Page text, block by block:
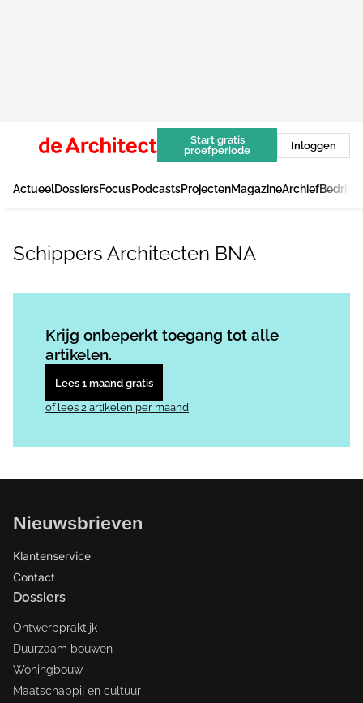
Start gratis
proefperiode
Inloggen
ActueelDossiersFocusPodcastsProjectenMagazineArchief
Schippers Architecten BNA
Krijg onbeperkt toegang tot alle
artikelen.
Lees 1 maand gratis
of lees 2 artikelen per maand
Nieuwsbrieven
Klantenservice
Contact
Dossiers
Ontwerppraktijk
Duurzaam bouwen
Woningbouw
Maatschappij en cultuur